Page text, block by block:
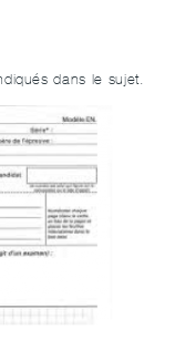
dans le sujet.